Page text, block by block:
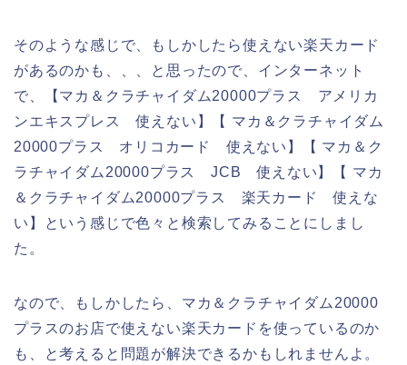
そのような感じで、もしかしたら使えない楽天カード
があるのかも、、、と思ったので、インターネット
で、【マカ＆クラチャイダム20000プラス アメリカ
ンエキスプレス 使えない】【 マカ＆クラチャイダム
20000プラス オリコカード 使えない】【 マカ＆ク
ラチャイダム20000プラス JCB 使えない】【 マカ
＆クラチャイダム20000プラス 楽天カード 使えな
い】という感じで色々と検索してみることにしまし
た。
なので、もしかしたら、マカ＆クラチャイダム20000
プラスのお店で使えない楽天カードを使っているのか
も、と考えると問題が解決できるかもしれませんよ。